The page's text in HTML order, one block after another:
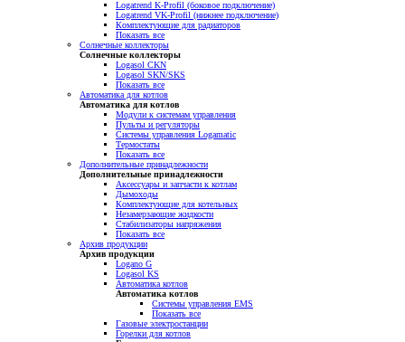
Logatrend K-Profil (боковое подключение)
Logatrend VK-Profil (нижнее подключение)
Комплектующие для радиаторов
Показать все
Солнечные коллекторы
Солнечные коллекторы
Logasol CKN
Logasol SKN/SKS
Показать все
Автоматика для котлов
Автоматика для котлов
Модули к системам управления
Пульты и регуляторы
Системы управления Logamatic
Термостаты
Показать все
Дополнительные принадлежности
Дополнительные принадлежности
Аксессуары и запчасти к котлам
Дымоходы
Комплектующие для котельных
Незамерзающие жидкости
Стабилизаторы напряжения
Показать все
Архив продукции
Архив продукции
Logano G
Logasol KS
Автоматика котлов
Автоматика котлов
Системы управления EMS
Показать все
Газовые электростанции
Горелки для котлов